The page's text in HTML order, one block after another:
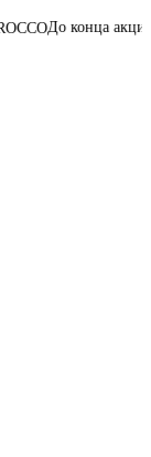
акции03:05:41:41